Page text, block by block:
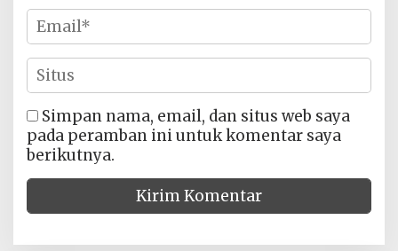
Simpan nama, email, dan situs web saya
pada peramban ini untuk komentar saya
berikutnya.